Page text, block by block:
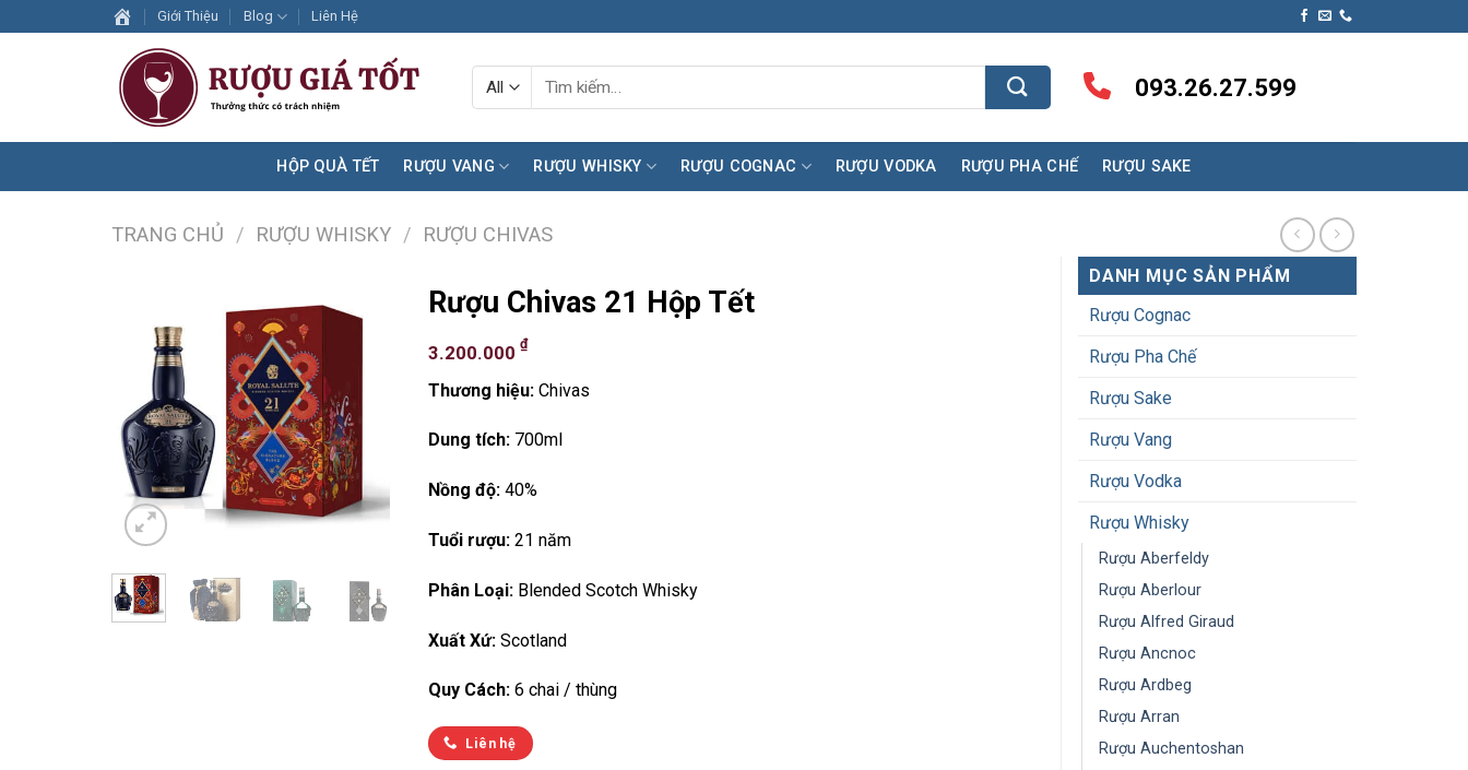
to
Giới Thiệu Blog Liên Hệ
Tìm
093.26.27.599
HỘP QUÀ TẾT RƯỢU VANG RƯỢU WHISKY RƯỢU COGNAC RƯỢU VODKA RƯỢU PHA CHẾ RƯỢU SAKE
TRANG CHỦ / RƯỢU WHISKY / RƯỢU CHIVAS
DANH MỤC SẢN PHẨM
Rượu Cognac
Rượu Pha Chế
Rượu Sake
Rượu Vang
Rượu Vodka
Rượu Whisky
Rượu Aberfeldy
Rượu Aberlour
Rượu Alfred Giraud
Rượu Ancnoc
Rượu Ardbeg
Rượu Arran
Rượu Auchentoshan
Rượu Chivas 21 Hộp Tết
3.200.000 ₫
Thương hiệu:Chivas
Dung tích:700ml
Nồng độ:40%
Tuổi rượu:21 năm
Phân Loại:Blended Scotch Whisky
Xuất Xứ:Scotland
Quy Cách:6 chai / thùng
Liên hệ